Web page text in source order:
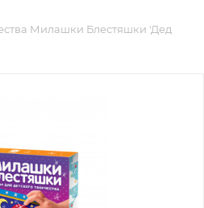
Милашки Блестяшки 'Дед